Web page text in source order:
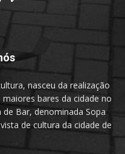
nasceu da realização
bares da cidade no
Bar, denominada Sopa
de cultura da cidade de